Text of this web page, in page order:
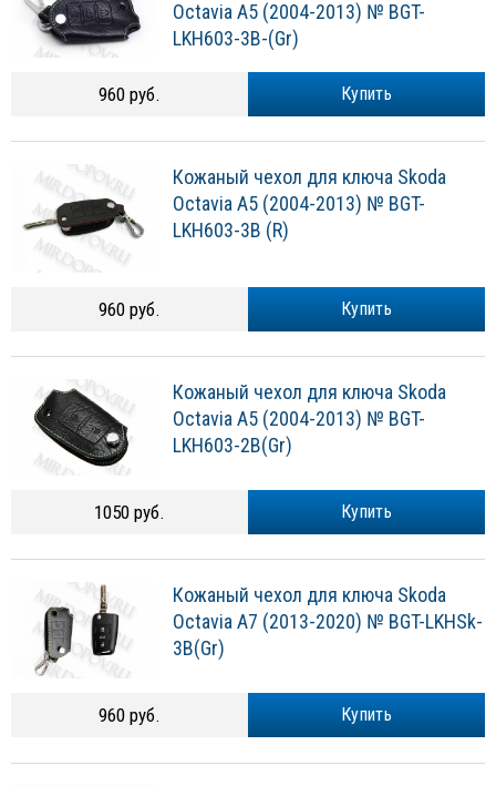
Octavia A5 (2004-2013) № BGT-
LKH603-3B-(Gr)
Купить
960 руб.
Кожаный чехол для ключа Skoda
Octavia A5 (2004-2013) № BGT-
LKH603-3B (R)
Купить
960 руб.
Кожаный чехол для ключа Skoda
Octavia A5 (2004-2013) № BGT-
LKH603-2B(Gr)
Купить
1050 руб.
Кожаный чехол для ключа Skoda
Octavia A7 (2013-2020) № BGT-LKHSk-
3B(Gr)
Купить
960 руб.